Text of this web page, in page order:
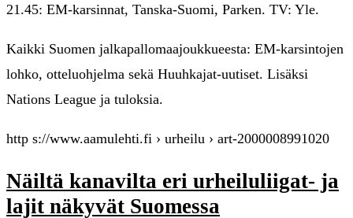
21.45: EM-karsinnat, Tanska-Suomi, Parken. TV: Yle.
Kaikki Suomen jalkapallomaajoukkueesta: EM-karsintojen
lohko, otteluohjelma sekä Huuhkajat-uutiset. Lisäksi
Nations League ja tuloksia.
http s://www.aamulehti.fi › urheilu › art-2000008991020
Näiltä kanavilta eri urheiluliigat- ja
lajit näkyvät Suomessa